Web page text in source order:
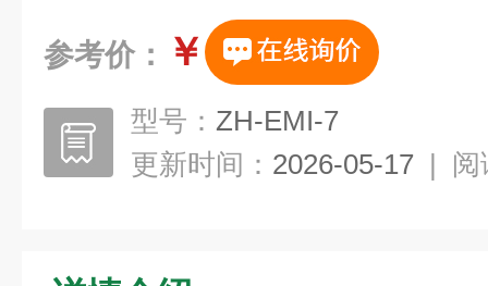
参考价： ￥
型号： ZH-EMI-7
更新时间： 2026-05-17 | 阅